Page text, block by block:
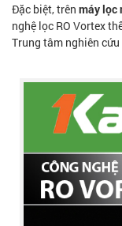
Đặc biệt, trên máy lọc
nghệ lọc RO Vortex
Trung tâm nghiên